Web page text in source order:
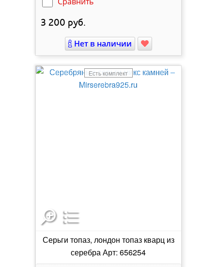
3 200 руб.
Нет в наличии
Есть комплект
Серьги топаз, лондон топаз кварц из
серебра Арт: 656254